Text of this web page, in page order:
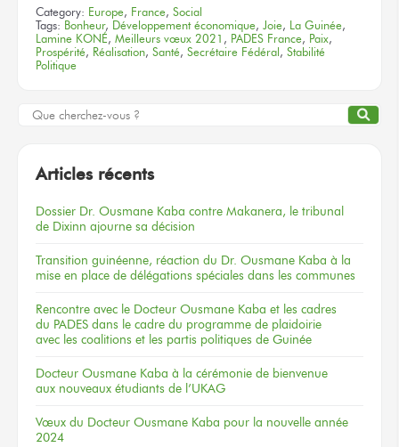
Category: Europe, France, Social
Tags: Bonheur, Développement économique, Joie, La Guinée,
Lamine KONÉ, Meilleurs vœux 2021 , PADES France, Paix,
Prospérité, Réalisation, Santé, Secrétaire Fédéral , Stabilité
Politique
Articles récents
Dossier Dr. Ousmane Kaba contre Makanera, le tribunal
de Dixinn ajourne sa décision
Transition guinéenne, réaction du Dr. Ousmane Kaba à la
mise en place de délégations spéciales dans les communes
Rencontre avec le Docteur Ousmane Kaba et les cadres
du PADES dans le cadre du programme de plaidoirie
avec les coalitions et les partis politiques de Guinée
Docteur Ousmane Kaba à la cérémonie de bienvenue
aux nouveaux étudiants de l’UKAG
Vœux du Docteur Ousmane Kaba pour la nouvelle année
2024